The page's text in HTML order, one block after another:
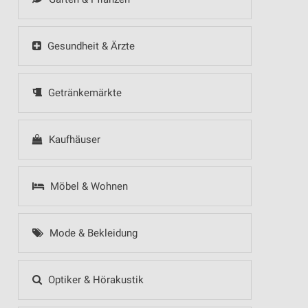
Gesundheit & Ärzte
Getränkemärkte
Kaufhäuser
Möbel & Wohnen
Mode & Bekleidung
Optiker & Hörakustik